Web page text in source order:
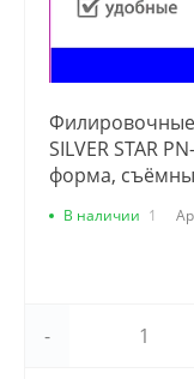
SILVER STAR
форма,
В наличии 1
-